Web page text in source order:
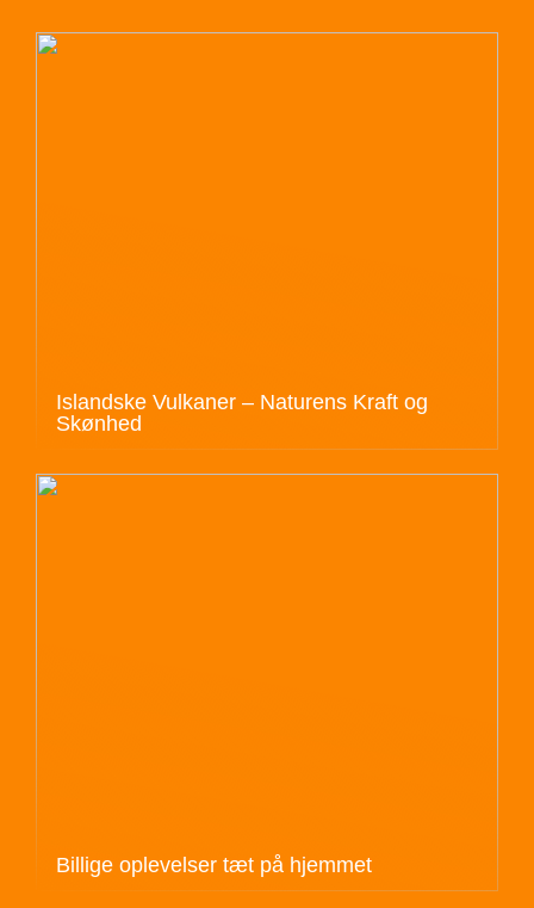
Islandske Vulkaner – Naturens Kraft og
Skønhed
Billige oplevelser tæt på hjemmet